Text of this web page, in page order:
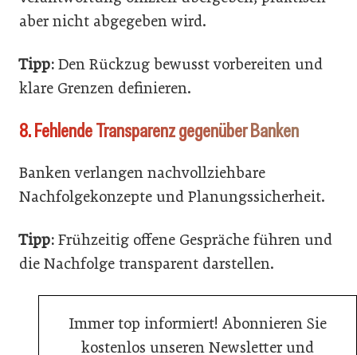
aber nicht abgegeben wird.
Tipp: Den Rückzug bewusst vorbereiten und
klare Grenzen definieren.
8. Fehlende Transparenz gegenüber Banken
Banken verlangen nachvollziehbare
Nachfolgekonzepte und Planungssicherheit.
Tipp: Frühzeitig offene Gespräche führen und
die Nachfolge transparent darstellen.
Immer top informiert! Abonnieren Sie
kostenlos unseren Newsletter und